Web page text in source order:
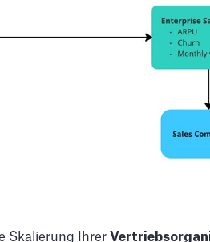
Skalierung Ihrer